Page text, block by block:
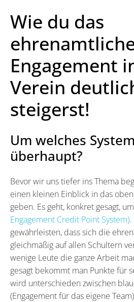
Wie du das
Engagement
Verein
steigerst!
Um welches
überhaupt?
Bevor wir uns tiefer ins Thema
einen kleinen Einblick in das
geben. Es geht, konkret gesagt,
Engagement Credit Point System).
gewährleisten, dass sich die
gleichmäßig auf allen Schultern
wenige Leute die ganze Arbeit
gesagt bekommt man Punkte für
wird unterschieden zwischen
(Engagement für das eigene